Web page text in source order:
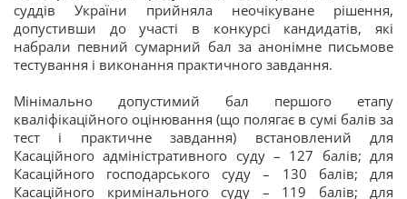
суддів України прийняла неочікуване рішення,
допустивши до участі в конкурсі кандидатів, які
набрали певний сумарний бал за анонімне письмове
тестування і виконання практичного завдання.
Мінімально допустимий бал першого етапу
кваліфікаційного оцінювання (що полягає в сумі балів за
тест і практичне завдання) встановлений для
Касаційного адміністративного суду – 127 балів; для
Касаційного господарського суду – 130 балів; для
Касаційного кримінального суду – 119 балів; для